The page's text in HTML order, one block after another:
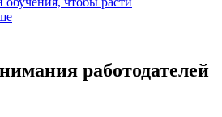
работодателей